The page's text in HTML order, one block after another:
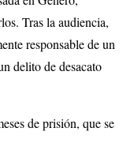
Tras la audiencia,
responsable de un
delito de desacato
de prisión, que se